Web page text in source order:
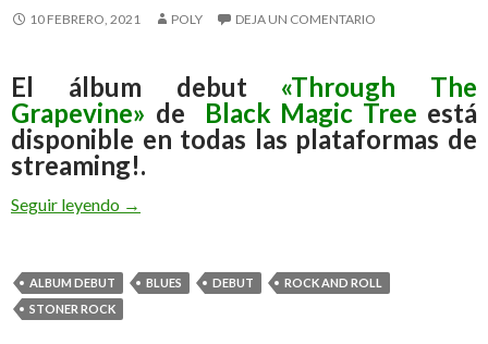
10 FEBRERO, 2021 POLY DEJA UN COMENTARIO
El álbum debut «Through The
Grapevine» de Black Magic Tree está
disponible en todas las plataformas de
streaming!.
Seguir leyendo «Through The Grapevine» de Black Magic Tree
→
ALBUM DEBUT BLUES DEBUT
ROCK AND ROLL
STONER ROCK